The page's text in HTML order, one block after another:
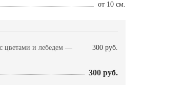
от 10 см.
цветами и лебедем —
300 руб.
300 руб.